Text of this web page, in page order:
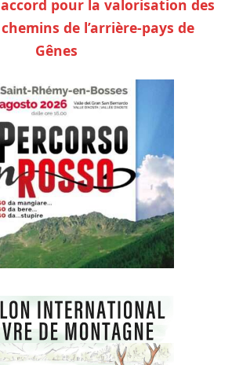
pour la valorisation des
de l’arrière-pays de
Gênes